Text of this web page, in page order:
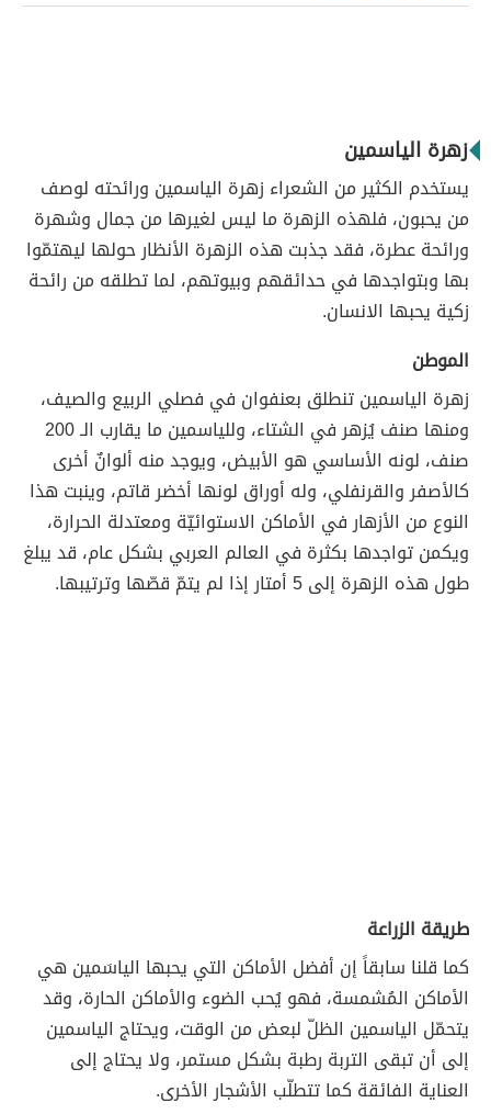
زهرة الياسمين
يستخدم الكثير من الشعراء زهرة الياسمين ورائحته لوصف
من يحبون، فلهذه الزهرة ما ليس لغيرها من جمال وشهرة
ورائحة عطرة، فقد جذبت هذه الزهرة الأنظار حولها ليهتمّوا
بها وبتواجدها في حدائقهم وبيوتهم، لما تطلقه من رائحة
زكية يحبها الانسان.
الموطن
زهرة الياسمين تنطلق بعنفوان في فصلي الربيع والصيف،
ومنها صنف يُزهر في الشتاء، وللياسمين ما يقارب الـ 200
صنف، لونه الأساسي هو الأبيض، ويوجد منه ألوانٌ أخرى
كالأصفر والقرنفلي، وله أوراق لونها أخضر قاتم، وينبت هذا
النوع من الأزهار في الأماكن الاستوائيّة ومعتدلة الحرارة،
ويكمن تواجدها بكثرة في العالم العربي بشكل عام، قد يبلغ
طول هذه الزهرة إلى 5 أمتار إذا لم يتمّ قصّها وترتيبها.
طريقة الزراعة
كما قلنا سابقاً إن أفضل الأماكن التي يحبها الياسَمين هي
الأماكن المُشمسة، فهو يُحب الضوء والأماكن الحارة، وقد
يتحمّل الياسمين الظلّ لبعض من الوقت، ويحتاج الياسمين
إلى أن تبقى التربة رطبة بشكل مستمر، ولا يحتاج إلى
العناية الفائقة كما تتطلّب الأشجار الأخرى.